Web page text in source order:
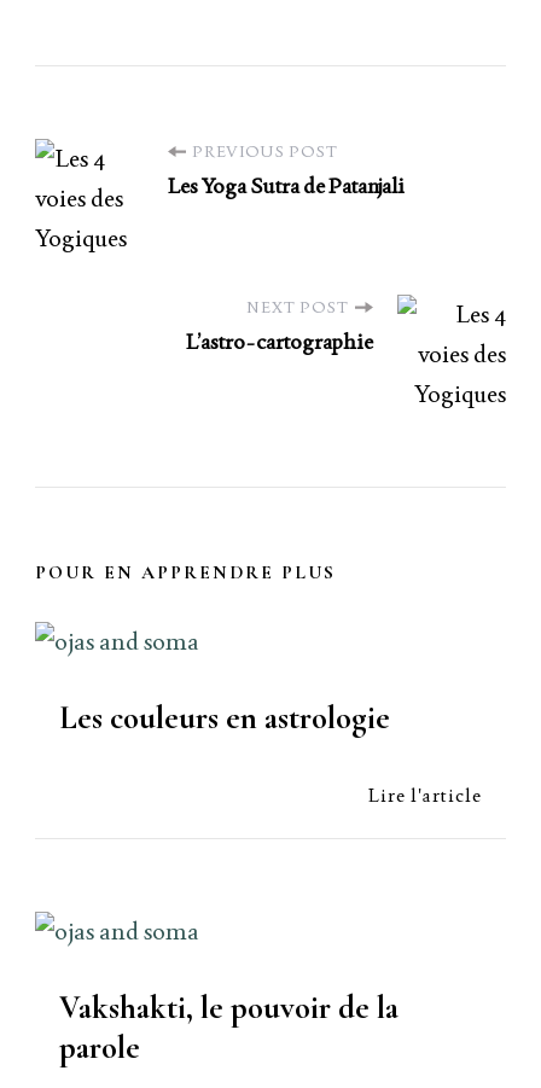
PREVIOUS POST
Les Yoga Sutra de Patanjali
NEXT POST
L’astro-cartographie
POUR EN APPRENDRE PLUS
Les couleurs en astrologie
Lire l'article
Vakshakti, le pouvoir de la
parole